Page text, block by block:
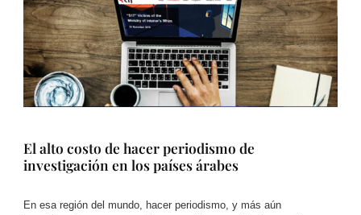
El alto costo de hacer periodismo de
investigación en los países árabes
En esa región del mundo, hacer periodismo, y más aún